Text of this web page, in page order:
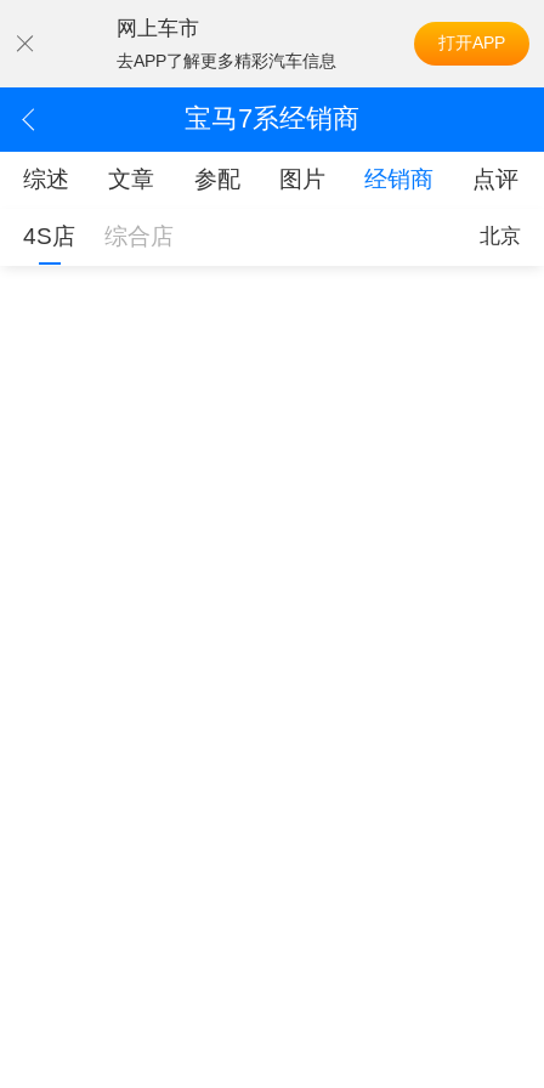
网上车市
去APP了解更多精彩汽车信息
打开APP
宝马7系经销商
综述 文章 参配 图片 经销商 点评
4S店 综合店 北京